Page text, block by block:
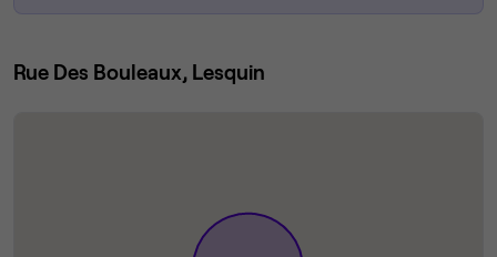
Rue Des Bouleaux, Lesquin